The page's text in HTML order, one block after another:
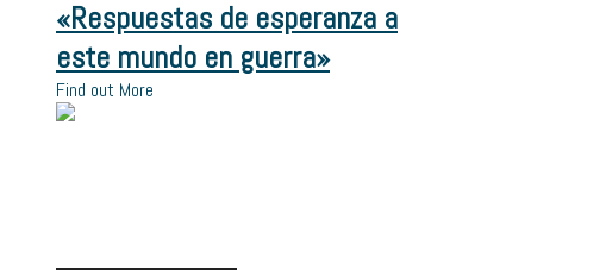
«Respuestas de esperanza a
este mundo en guerra»
Find out More